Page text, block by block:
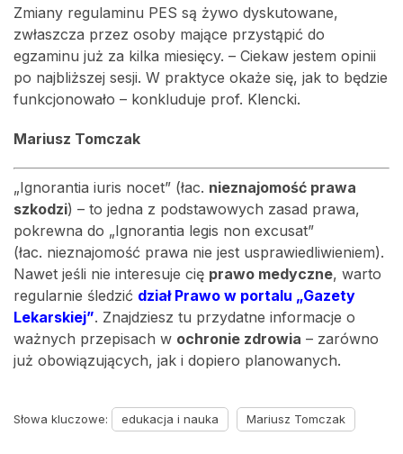
Zmiany regulaminu PES są żywo dyskutowane,
zwłaszcza przez osoby mające przystąpić do
egzaminu już za kilka miesięcy. – Ciekaw jestem opinii
po najbliższej sesji. W praktyce okaże się, jak to będzie
funkcjonowało – konkluduje prof. Klencki.
Mariusz Tomczak
„Ignorantia iuris nocet” (łac. nieznajomość prawa
szkodzi) – to jedna z podstawowych zasad prawa,
pokrewna do „Ignorantia legis non excusat”
(łac. nieznajomość prawa nie jest usprawiedliwieniem).
Nawet jeśli nie interesuje cię prawo medyczne, warto
regularnie śledzić dział Prawo w portalu „Gazety
Lekarskiej”. Znajdziesz tu przydatne informacje o
ważnych przepisach w ochronie zdrowia – zarówno
już obowiązujących, jak i dopiero planowanych.
Słowa kluczowe: edukacja i nauka Mariusz Tomczak